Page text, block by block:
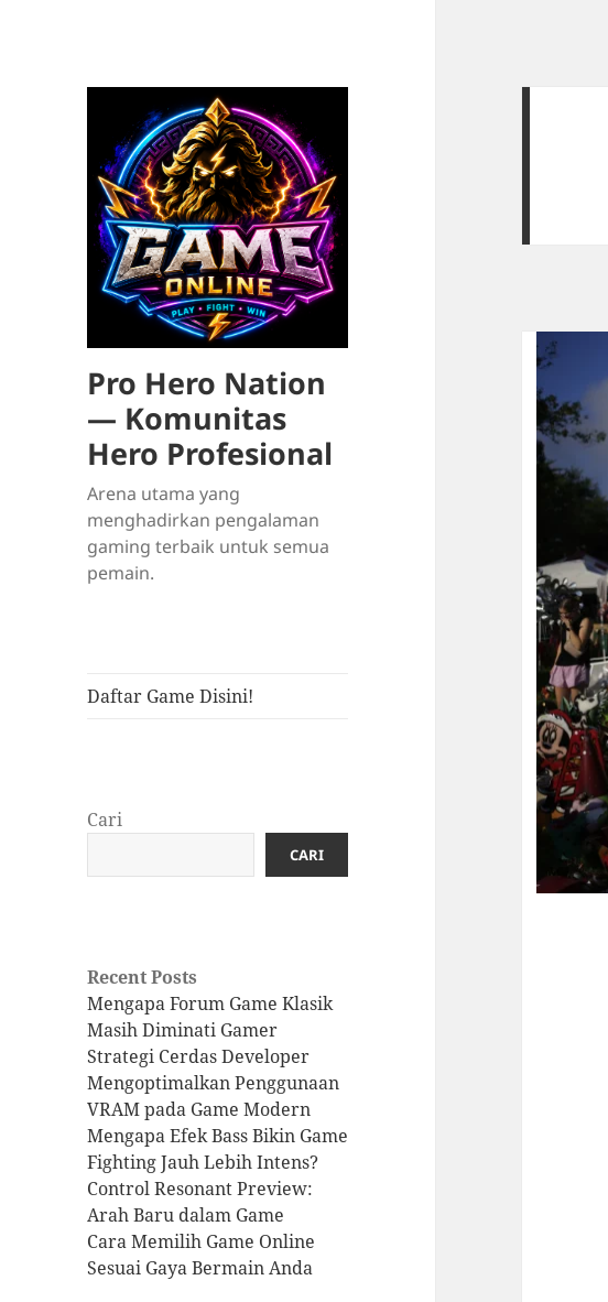
Pro Hero Nation
— Komunitas
Hero Profesional
Arena utama yang
menghadirkan pengalaman
gaming terbaik untuk semua
pemain.
Daftar Game Disini!
Cari
CARI
Recent Posts
Mengapa Forum Game Klasik
Masih Diminati Gamer
Strategi Cerdas Developer
Mengoptimalkan Penggunaan
VRAM pada Game Modern
Mengapa Efek Bass Bikin Game
Fighting Jauh Lebih Intens?
Control Resonant Preview:
Arah Baru dalam Game
Cara Memilih Game Online
Sesuai Gaya Bermain Anda